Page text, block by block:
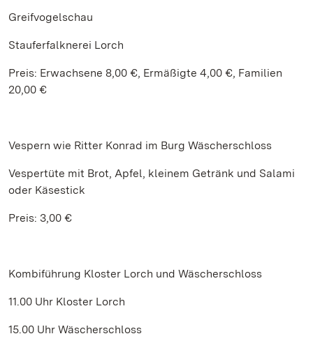
Greifvogelschau
Stauferfalknerei Lorch
Preis: Erwachsene 8,00 €, Ermäßigte 4,00 €, Familien
20,00 €
Vespern wie Ritter Konrad im Burg Wäscherschloss
Vespertüte mit Brot, Apfel, kleinem Getränk und Salami
oder Käsestick
Preis: 3,00 €
Kombiführung Kloster Lorch und Wäscherschloss
11.00 Uhr Kloster Lorch
15.00 Uhr Wäscherschloss